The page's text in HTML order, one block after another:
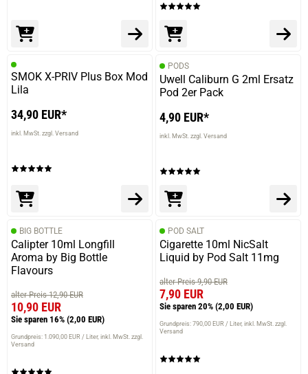
SMOK X-PRIV Plus Box Mod
Lila
34,90 EUR*
inkl. MwSt. zzgl. Versand
PODS
Uwell Caliburn G 2ml Ersatz
Pod 2er Pack
4,90 EUR*
inkl. MwSt. zzgl. Versand
BIG BOTTLE
Calipter 10ml Longfill
Aroma by Big Bottle
Flavours
alter Preis 12,90 EUR
10,90 EUR
Sie sparen 16% (2,00 EUR)
Grundpreis: 1.090,00 EUR / Liter inkl. MwSt. zzgl.
Versand
POD SALT
Cigarette 10ml NicSalt
Liquid by Pod Salt 11mg
alter Preis 9,90 EUR
7,90 EUR
Sie sparen 20% (2,00 EUR)
Grundpreis: 790,00 EUR / Liter inkl. MwSt. zzgl.
Versand